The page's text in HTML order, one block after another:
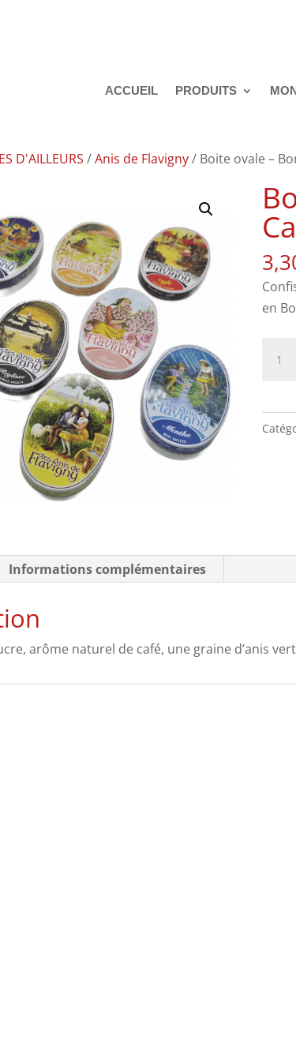
ACCUEIL PRODUITS
D'AILLEURS /Anis de Flavigny/ Boite ovale –
en
ovale
-
Informations complémentaires
arôme naturel de café, une graine d’anis